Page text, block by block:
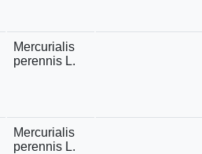
Mercurialis
perennis L.
Mercurialis
perennis L.